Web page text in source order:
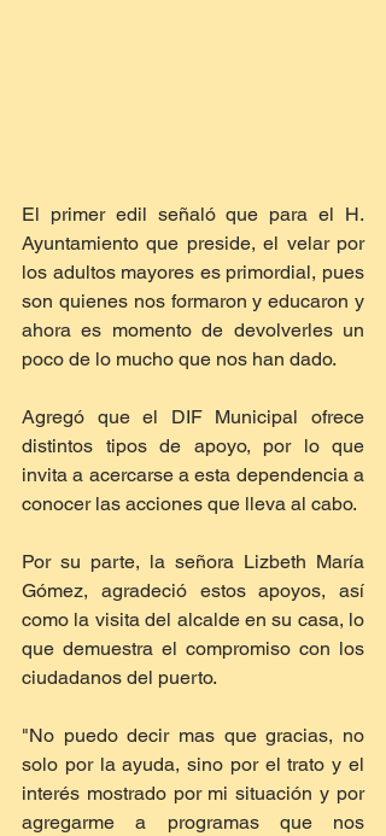
El primer edil señaló que para el H.
Ayuntamiento que preside, el velar por
los adultos mayores es primordial, pues
son quienes nos formaron y educaron y
ahora es momento de devolverles un
poco de lo mucho que nos han dado.
Agregó que el DIF Municipal ofrece
distintos tipos de apoyo, por lo que
invita a acercarse a esta dependencia a
conocer las acciones que lleva al cabo.
Por su parte, la señora Lizbeth María
Gómez, agradeció estos apoyos, así
como la visita del alcalde en su casa, lo
que demuestra el compromiso con los
ciudadanos del puerto.
"No puedo decir mas que gracias, no
solo por la ayuda, sino por el trato y el
interés mostrado por mi situación y por
agregarme a programas que nos